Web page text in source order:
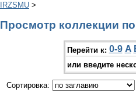
IRZSMU >
Просмотр коллекции
Перейти к: 0-9 A
или введите
Сортировка: